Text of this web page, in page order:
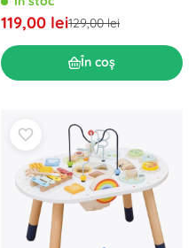
119,00 lei129,00 lei
În coș